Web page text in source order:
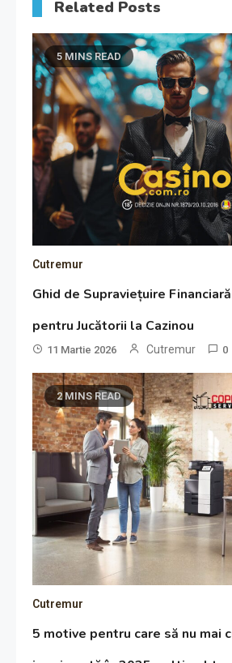
Related Posts
5 MINS READ
Cutremur
Ghid de Supraviețuire
pentru Jucătorii la Cazinou
11 Martie 2026 Cutremur 0
2 MINS READ
Cutremur
5 motive pentru care să nu mai